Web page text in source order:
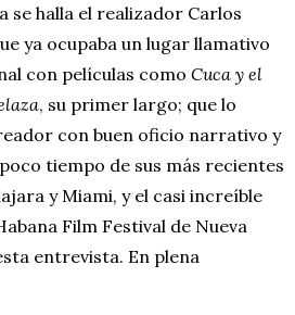
se halla el realizador Carlos
ya ocupaba un lugar llamativo
con películas como Cuca y el
, su primer largo; que lo
con buen oficio narrativo y
tiempo de sus más recientes
y Miami, y el casi increíble
Film Festival de Nueva
entrevista. En plena